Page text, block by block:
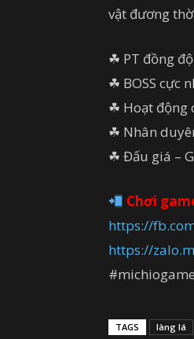
vật đương
☘ PT đồng
☘ BOSS cực
☘ Hoạt động
☘ Nhân
☘ Đấu giá –
Chơi
https://
https://
TAGS làng lá